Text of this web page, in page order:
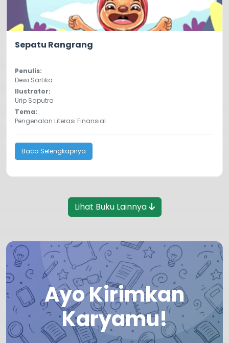
Sepatu Rangrang
Penulis:
Dewi Sartika
Ilustrator:
Urip Saputra
Tema:
Pengenalan Literasi Finansial
Baca Selengkapnya
Lihat Buku Lainnya
Ayo Kirimkan
Karyamu!